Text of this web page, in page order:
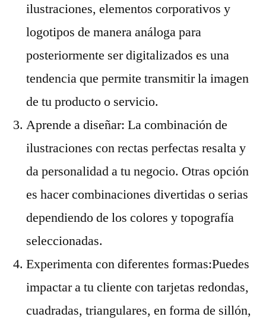
ilustraciones, elementos corporativos y
logotipos de manera análoga para
posteriormente ser digitalizados es una
tendencia que permite transmitir la imagen
de tu producto o servicio.
Aprende a diseñar: La combinación de
ilustraciones con rectas perfectas resalta y
da personalidad a tu negocio. Otras opción
es hacer combinaciones divertidas o serias
dependiendo de los colores y topografía
seleccionadas.
Experimenta con diferentes formas:Puedes
impactar a tu cliente con tarjetas redondas,
cuadradas, triangulares, en forma de sillón,